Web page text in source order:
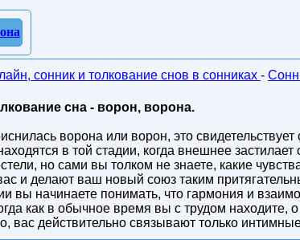
сонник и толкование снов в сонниках -
сна - ворон, ворона.
ворона или ворон, это
в той стадии, когда внешнее
но сами вы толком не знаете, какие
и делают ваш новый союз таким
вы начинаете понимать, что гармония и
как в обычное время вы с трудом
вас действительно связывают только